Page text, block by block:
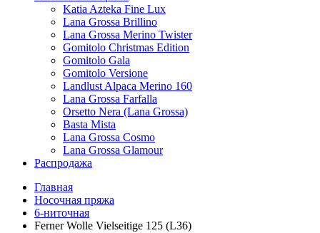
Katia Azteka Fine Lux
Lana Grossa Brillino
Lana Grossa Merino Twister
Gomitolo Christmas Edition
Gomitolo Gala
Gomitolo Versione
Landlust Alpaca Merino 160
Lana Grossa Farfalla
Orsetto Nera (Lana Grossa)
Basta Mista
Lana Grossa Cosmo
Lana Grossa Glamour
Распродажа
Главная
Носочная пряжа
6-ниточная
Ferner Wolle Vielseitige 125 (L36)